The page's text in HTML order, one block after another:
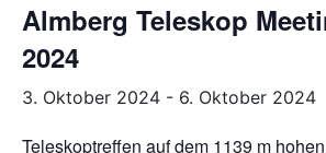
Almberg Teleskop
2024
3. Oktober 2024 - 6. Oktober 2024
Teleskoptreffen auf dem 1139 m